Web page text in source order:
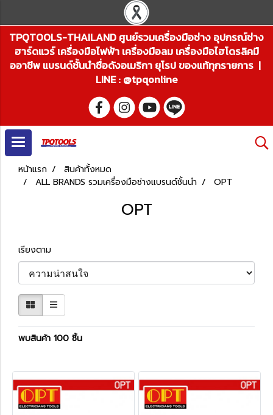
TPQTOOLS-THAILAND ศูนย์รวมเครื่องมือช่าง อุปกรณ์ช่าง
ฮาร์ดแวร์ เครื่องมือไฟฟ้า เครื่องมือลม เครื่องมือไฮโดรลิคมื
ออาชีพ แบรนด์ชั้นนำชื่อดังอเมริกา ยุโรป ของแท้ทุกรายการ |
LINE : @tpqonline
หน้าแรก
สินค้าทั้งหมด
ALL BRANDS รวมเครื่องมือช่างแบรนด์ชั้นนำ
OPT
OPT
เรียงตาม
พบสินค้า 100 ชิ้น